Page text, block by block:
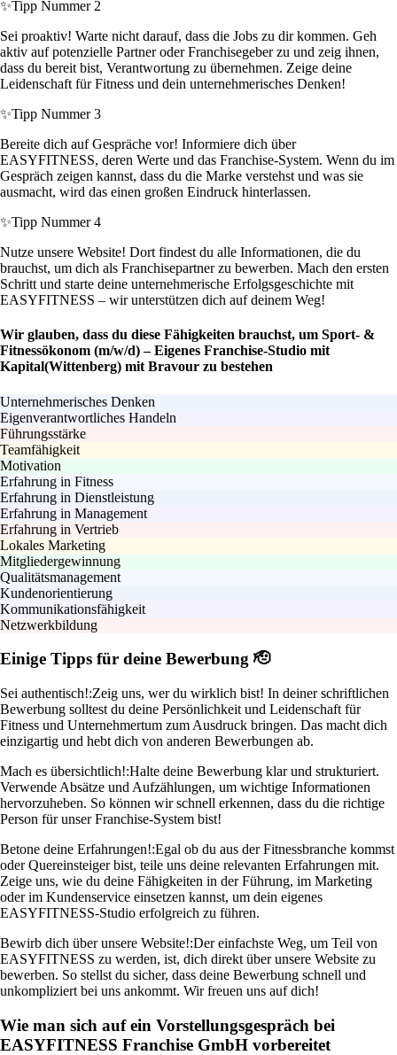
✨Tipp Nummer 2
Sei proaktiv! Warte nicht darauf, dass die Jobs zu dir kommen. Geh
aktiv auf potenzielle Partner oder Franchisegeber zu und zeig ihnen,
dass du bereit bist, Verantwortung zu übernehmen. Zeige deine
Leidenschaft für Fitness und dein unternehmerisches Denken!
✨Tipp Nummer 3
Bereite dich auf Gespräche vor! Informiere dich über
EASYFITNESS, deren Werte und das Franchise-System. Wenn du im
Gespräch zeigen kannst, dass du die Marke verstehst und was sie
ausmacht, wird das einen großen Eindruck hinterlassen.
✨Tipp Nummer 4
Nutze unsere Website! Dort findest du alle Informationen, die du
brauchst, um dich als Franchisepartner zu bewerben. Mach den ersten
Schritt und starte deine unternehmerische Erfolgsgeschichte mit
EASYFITNESS – wir unterstützen dich auf deinem Weg!
Wir glauben, dass du diese Fähigkeiten brauchst, um Sport- &
Fitnessökonom (m/w/d) – Eigenes Franchise-Studio mit
Kapital(Wittenberg) mit Bravour zu bestehen
Unternehmerisches Denken
Eigenverantwortliches Handeln
Führungsstärke
Teamfähigkeit
Motivation
Erfahrung in Fitness
Erfahrung in Dienstleistung
Erfahrung in Management
Erfahrung in Vertrieb
Lokales Marketing
Mitgliedergewinnung
Qualitätsmanagement
Kundenorientierung
Kommunikationsfähigkeit
Netzwerkbildung
Einige Tipps für deine Bewerbung 🫡
Sei authentisch!:Zeig uns, wer du wirklich bist! In deiner schriftlichen
Bewerbung solltest du deine Persönlichkeit und Leidenschaft für
Fitness und Unternehmertum zum Ausdruck bringen. Das macht dich
einzigartig und hebt dich von anderen Bewerbungen ab.
Mach es übersichtlich!:Halte deine Bewerbung klar und strukturiert.
Verwende Absätze und Aufzählungen, um wichtige Informationen
hervorzuheben. So können wir schnell erkennen, dass du die richtige
Person für unser Franchise-System bist!
Betone deine Erfahrungen!:Egal ob du aus der Fitnessbranche kommst
oder Quereinsteiger bist, teile uns deine relevanten Erfahrungen mit.
Zeige uns, wie du deine Fähigkeiten in der Führung, im Marketing
oder im Kundenservice einsetzen kannst, um dein eigenes
EASYFITNESS-Studio erfolgreich zu führen.
Bewirb dich über unsere Website!:Der einfachste Weg, um Teil von
EASYFITNESS zu werden, ist, dich direkt über unsere Website zu
bewerben. So stellst du sicher, dass deine Bewerbung schnell und
unkompliziert bei uns ankommt. Wir freuen uns auf dich!
Wie man sich auf ein Vorstellungsgespräch bei
EASYFITNESS Franchise GmbH vorbereitet